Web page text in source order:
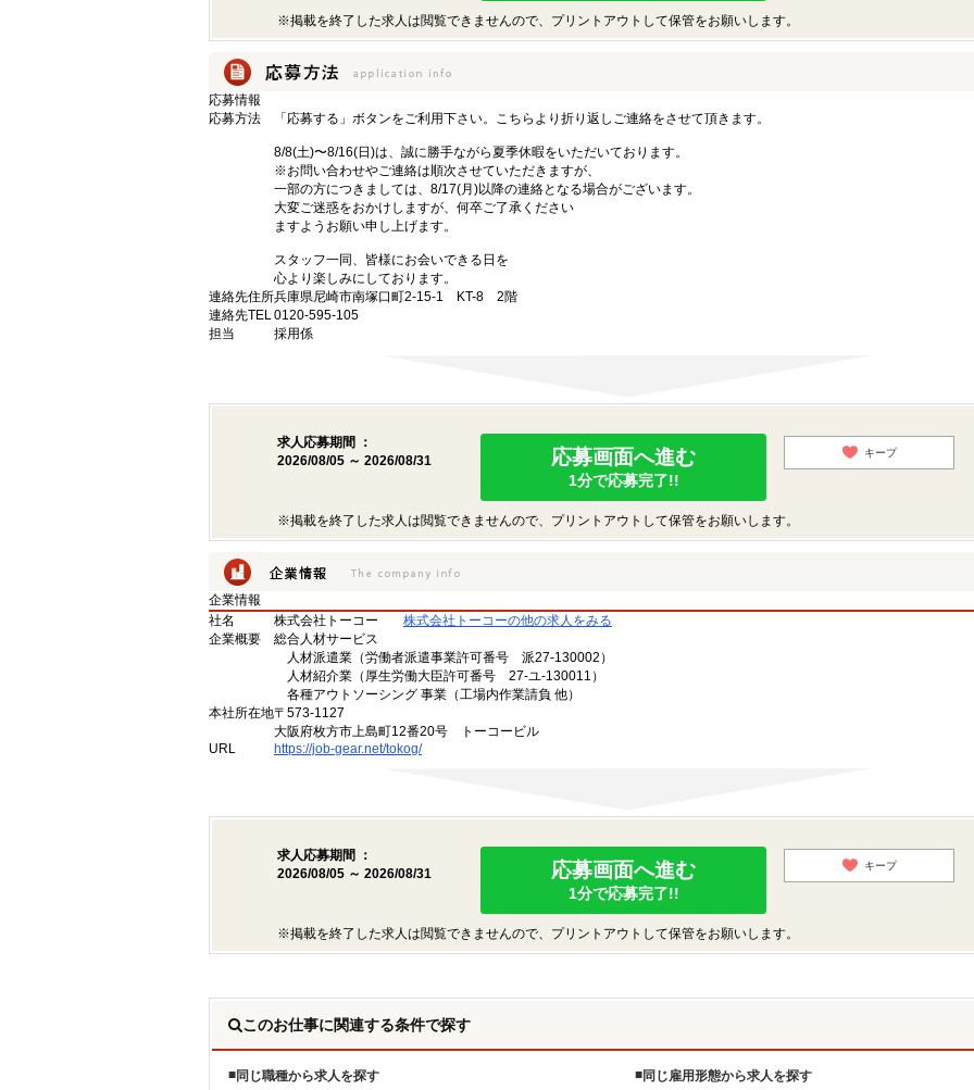
※掲載を終了した求人は閲覧できませんので、プリントアウトして保管をお願いします。
応募情報
応募方法
「応募する」ボタンをご利用下さい。こちらより折り返しご連絡をさせて頂きます。
8/8(土)〜8/16(日)は、誠に勝手ながら夏季休暇をいただいております。
※お問い合わせやご連絡は順次させていただきますが、
一部の方につきましては、8/17(月)以降の連絡となる場合がございます。
大変ご迷惑をおかけしますが、何卒ご了承ください
ますようお願い申し上げます。
スタッフ一同、皆様にお会いできる日を
心より楽しみにしております。
連絡先住所兵庫県尼崎市南塚口町2-15-1 KT-8 2階
連絡先TEL0120-595-105
担当
採用係
求人応募期間 ：
2026/08/05 ～ 2026/08/31
応募画面へ進む
1分で応募完了!!
キープ
※掲載を終了した求人は閲覧できませんので、プリントアウトして保管をお願いします。
企業情報
社名
株式会社トーコー
株式会社トーコーの他の求人をみる
企業概要
総合人材サービス
人材派遣業（労働者派遣事業許可番号 派27-130002）
人材紹介業（厚生労働大臣許可番号 27-ユ-130011）
各種アウトソーシング 事業（工場内作業請負 他）
本社所在地〒573-1127
大阪府枚方市上島町12番20号 トーコービル
URL
https://job-gear.net/tokog/
求人応募期間 ：
2026/08/05 ～ 2026/08/31
応募画面へ進む
1分で応募完了!!
キープ
※掲載を終了した求人は閲覧できませんので、プリントアウトして保管をお願いします。
このお仕事に関連する条件で探す
同じ職種から求人を探す 同じ雇用形態から求人を探す